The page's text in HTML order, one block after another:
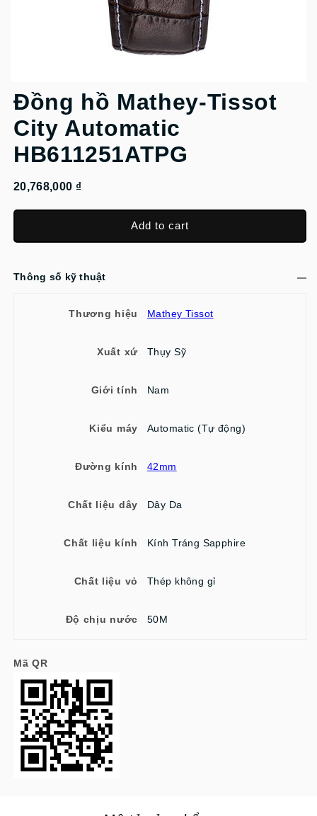
Đồng hồ Mathey-Tissot
City Automatic
HB611251ATPG
20,768,000 ₫
Add to cart
Thông số kỹ thuật
Thương hiệu Mathey Tissot
Xuất xứ Thụy Sỹ
Giới tính Nam
Kiểu máy Automatic (Tự động)
Đường kính 42mm
Chất liệu dây Dây Da
Chất liệu kính Kính Tráng Sapphire
Chất liệu vỏ Thép không gỉ
Độ chịu nước 50M
Mã QR